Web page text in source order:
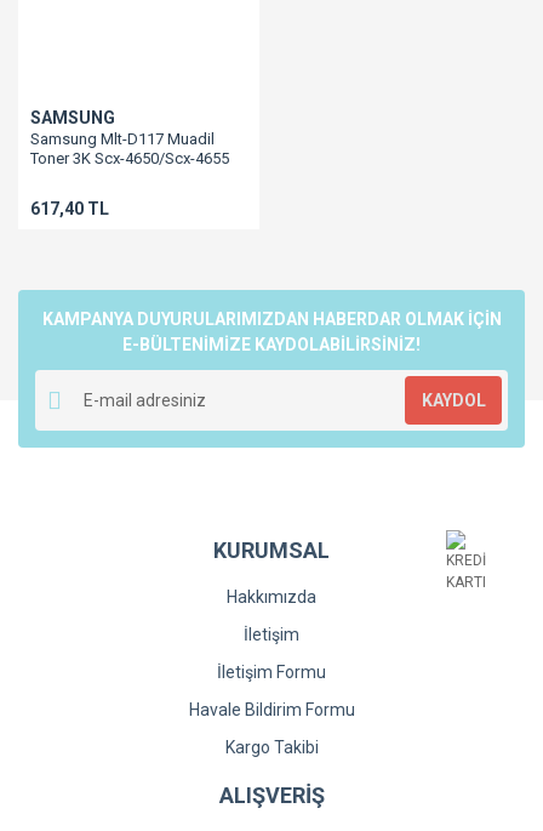
SAMSUNG
Samsung Mlt-D117 Muadil
Toner 3K Scx-4650/Scx-4655
617,40 TL
KAMPANYA DUYURULARIMIZDAN HABERDAR OLMAK İÇİN
E-BÜLTENİMİZE KAYDOLABİLİRSİNİZ!
KAYDOL
KURUMSAL
Hakkımızda
İletişim
İletişim Formu
Havale Bildirim Formu
Kargo Takibi
ALIŞVERİŞ